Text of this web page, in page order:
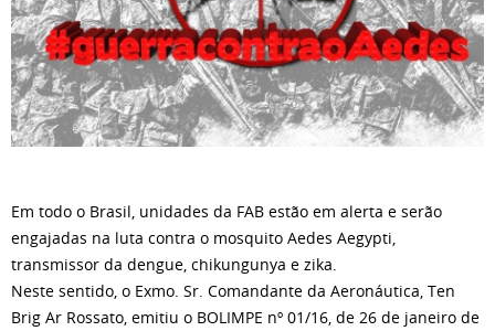
Em todo o Brasil, unidades da FAB estão em alerta e serão
engajadas na luta contra o mosquito Aedes Aegypti,
transmissor da dengue, chikungunya e zika.
Neste sentido, o Exmo. Sr. Comandante da Aeronáutica, Ten
Brig Ar Rossato, emitiu o BOLIMPE nº 01/16, de 26 de janeiro de